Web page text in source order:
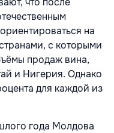
на
с которыми
продаж вина,
и Нигерия. Однако
для каждой из
года Молдова